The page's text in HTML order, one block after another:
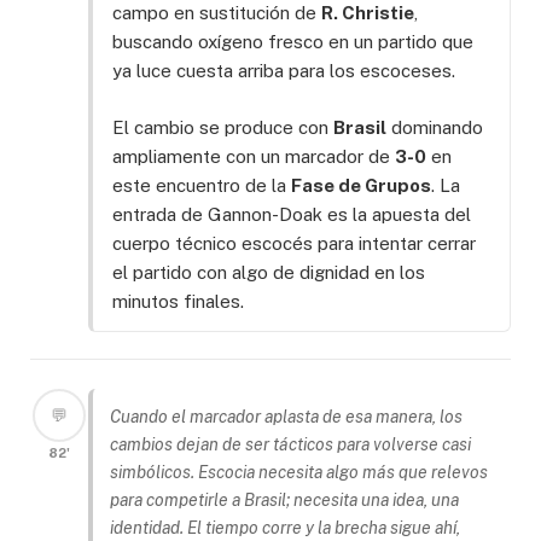
campo en sustitución de R. Christie
buscando oxígeno fresco en un partido que
ya luce cuesta arriba para los escoceses.
El cambio se produce con Brasil dominando
ampliamente con un marcador de 3-0 en
este encuentro de la Fase de Grupos. La
entrada de Gannon-Doak es la apuesta del
cuerpo técnico escocés para intentar cerrar
el partido con algo de dignidad en los
minutos finales.
💬
82'
Cuando el marcador aplasta de esa manera, los
cambios dejan de ser tácticos para volverse casi
simbólicos. Escocia necesita algo más que relevos
para competirle a Brasil; necesita una idea, una
identidad. El tiempo corre y la brecha sigue ahí,